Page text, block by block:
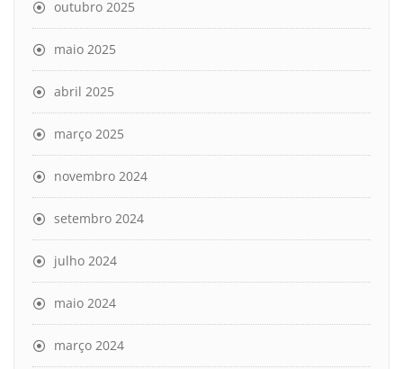
outubro 2025
maio 2025
abril 2025
março 2025
novembro 2024
setembro 2024
julho 2024
maio 2024
março 2024